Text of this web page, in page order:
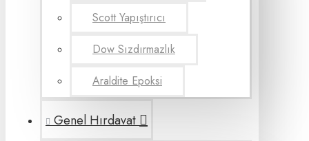
Scott Yapıştırıcı
Dow Sızdırmazlık
Araldite Epoksi
Genel Hırdavat